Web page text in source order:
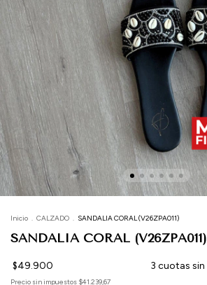
Inicio . CALZADO . SANDALIA CORAL (V26ZPA011)
SANDALIA CORAL (V26ZPA011)
$49.900 3 cuotas sin
Precio sin impuestos $41.239,67